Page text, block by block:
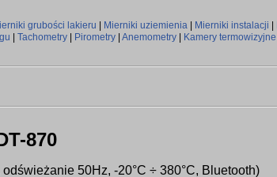
grubości lakieru Mierniki uziemienia Mierniki instalacji
Tachometry Pirometry Anemometry Kamery termowizyjne
870
50Hz, -20°C ÷ 380°C, Bluetooth)